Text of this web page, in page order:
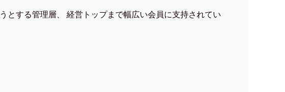
とする管理層、 経営トップまで幅広い会員に支持されてい